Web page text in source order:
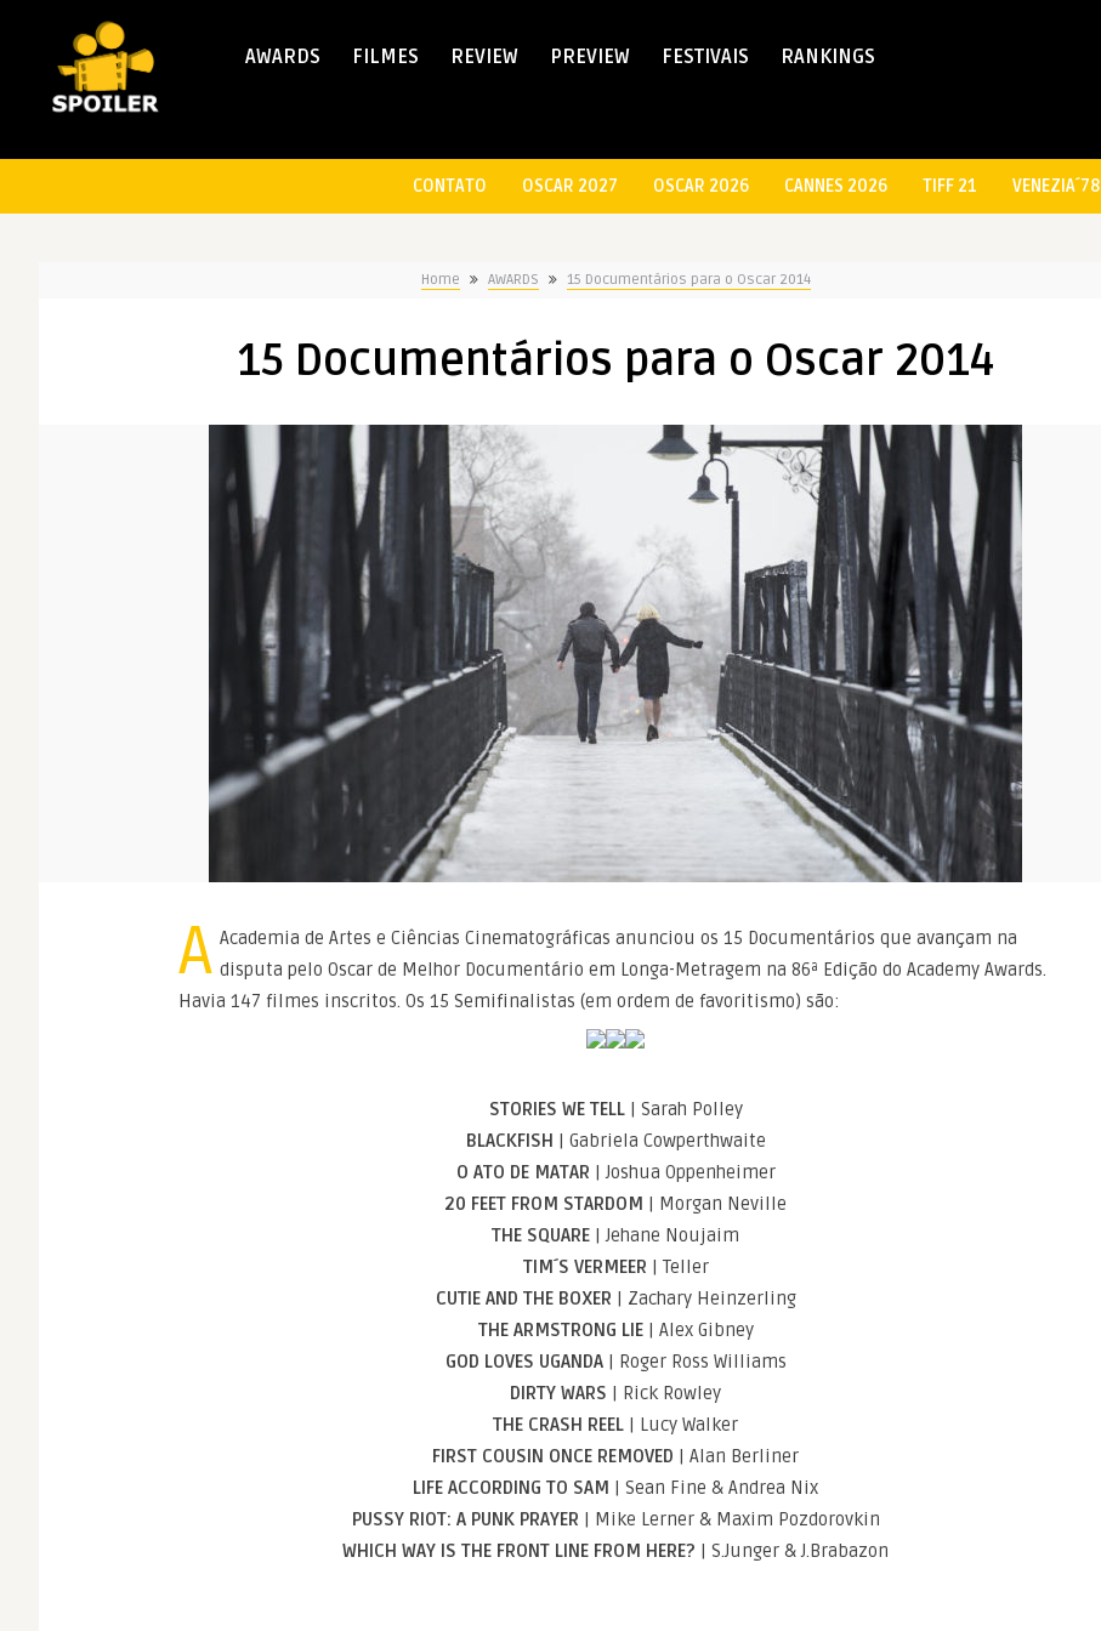
AWARDS FILMES REVIEW PREVIEW FESTIVAIS RANKINGS
CONTATO OSCAR 2027 OSCAR 2026 CANNES 2026 TIFF 21 VENEZIA´78
Home AWARDS 15 Documentários para o Oscar 2014
15 Documentários para o Oscar 2014
A Academia de Artes e Ciências Cinematográficas anunciou os 15 Documentários que avançam na
disputa pelo Oscar de Melhor Documentário em Longa-Metragem na 86ª Edição do Academy Awards.
Havia 147 filmes inscritos. Os 15 Semifinalistas (em ordem de favoritismo) são:
STORIES WE TELL| Sarah Polley
BLACKFISH | Gabriela Cowperthwaite
O ATO DE MATAR | Joshua Oppenheimer
20 FEET FROM STARDOM | Morgan Neville
THE SQUARE | Jehane Noujaim
TIM´S VERMEER | Teller
CUTIE AND THE BOXER | Zachary Heinzerling
THE ARMSTRONG LIE| Alex Gibney
GOD LOVES UGANDA| Roger Ross Williams
DIRTY WARS | Rick Rowley
THE CRASH REEL | Lucy Walker
FIRST COUSIN ONCE REMOVED | Alan Berliner
LIFE ACCORDING TO SAM | Sean Fine & Andrea Nix
PUSSY RIOT: A PUNK PRAYER | Mike Lerner & Maxim Pozdorovkin
WHICH WAY IS THE FRONT LINE FROM HERE? | S.Junger & J.Brabazon